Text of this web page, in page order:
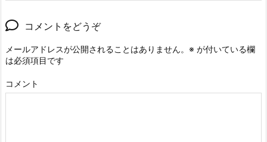
コメントをどうぞ
メールアドレスが公開されることはありません。 ※ が付いている欄
は必須項目です
コメント